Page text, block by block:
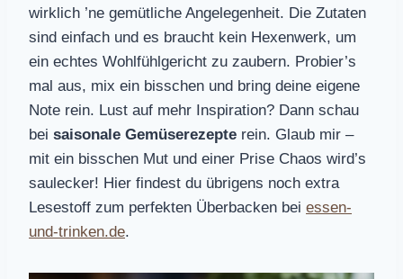
wirklich ’ne gemütliche Angelegenheit. Die Zutaten
sind einfach und es braucht kein Hexenwerk, um
ein echtes Wohlfühlgericht zu zaubern. Probier’s
mal aus, mix ein bisschen und bring deine eigene
Note rein. Lust auf mehr Inspiration? Dann schau
bei saisonale Gemüserezepte rein. Glaub mir –
mit ein bisschen Mut und einer Prise Chaos wird’s
saulecker! Hier findest du übrigens noch extra
Lesestoff zum perfekten Überbacken bei essen-
und-trinken.de.